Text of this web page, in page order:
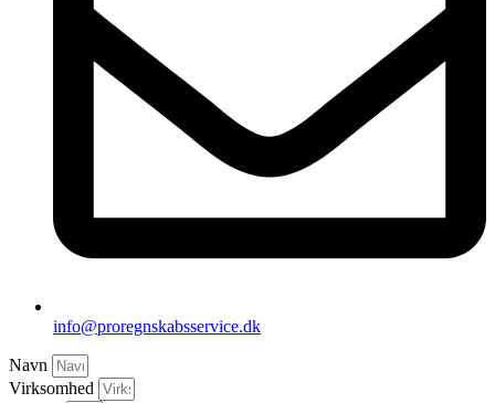
info@proregnskabsservice.dk
Navn
Virksomhed